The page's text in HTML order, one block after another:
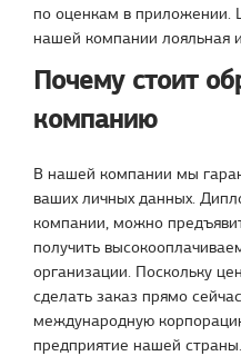
по оценкам в приложении.
нашей компании лояльная
Почему стоит
компанию
В нашей компании мы
ваших личных данных.
компании, можно
получить
организации. Поскольку
сделать заказ прямо
международную
предприятие нашей